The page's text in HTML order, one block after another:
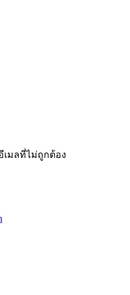
เมลที่ไม่ถูกต้อง